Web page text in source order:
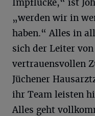
Impflücke,“ ist
„werden wir in
haben.“ Alles in
sich der Leiter
vertrauensvollen
Jüchener
ihr Team leisten
Alles geht